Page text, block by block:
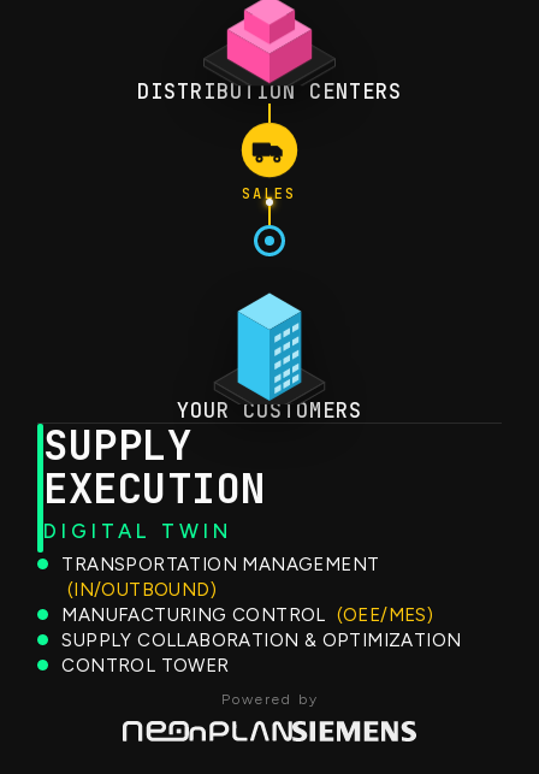
DISTRIBUTION CENTERS
SALES
YOUR CUSTOMERS
SUPPLY
EXECUTION
DIGITAL TWIN
TRANSPORTATION MANAGEMENT
(IN/OUTBOUND)
MANUFACTURING CONTROL (OEE/MES)
SUPPLY COLLABORATION & OPTIMIZATION
CONTROL TOWER
Powered by